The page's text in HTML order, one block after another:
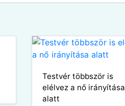
Testvér többször is
elélvez a nő irányítása
alatt